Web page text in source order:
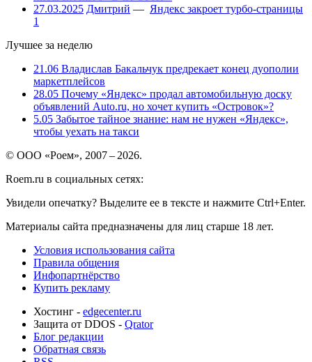
27.03.2025 Дмитрий — Яндекс закроет турбо-страницы
1
Лучшее за неделю
21.06 Владислав Бакальчук предрекает конец дуополии
маркетплейсов
28.05 Почему «Яндекс» продал автомобильную доску
объявлений Auto.ru, но хочет купить «Островок»?
5.05 Забытое тайное знание: нам не нужен «Яндекс»,
чтобы уехать на такси
© ООО «Роем», 2007 – 2026.
Roem.ru в социальных сетях:
Увидели опечатку? Выделите ее в тексте и нажмите Ctrl+Enter.
Материалы сайта предназначены для лиц старше 18 лет.
Условия использования сайта
Правила общения
Инфопартнёрство
Купить рекламу
Хостинг - edgecenter.ru
Защита от DDOS - Qrator
Блог редакции
Обратная связь